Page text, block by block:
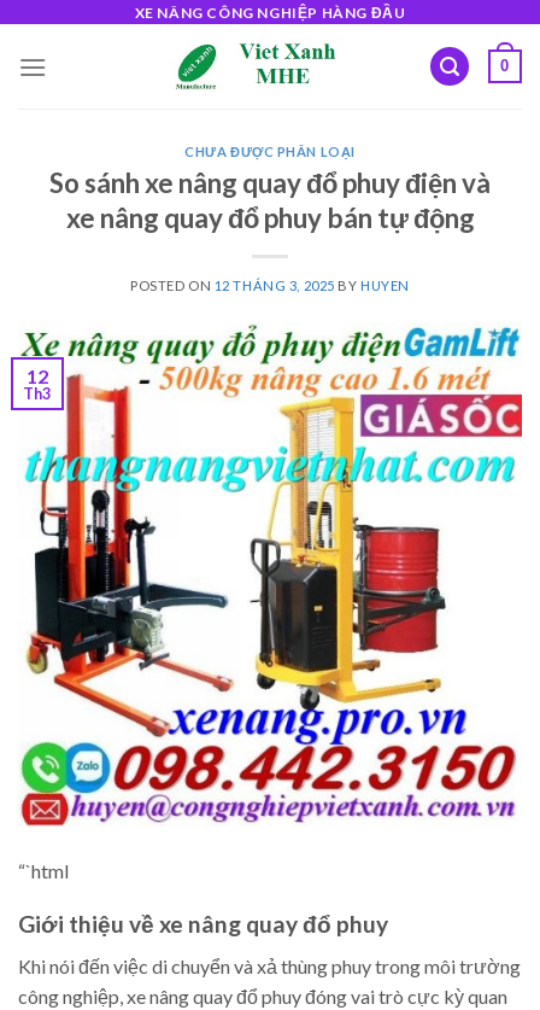
content
XE NÂNG CÔNG NGHIỆP HÀNG ĐẦU
0
CHƯA ĐƯỢC PHÂN LOẠI
So sánh xe nâng quay đổ phuy điện và
xe nâng quay đổ phuy bán tự động
POSTED ON 12 THÁNG 3, 2025 BY HUYEN
12
Th3
“`html
Giới thiệu về xe nâng quay đổ phuy
Khi nói đến việc di chuyển và xả thùng phuy trong môi trường
công nghiệp, xe nâng quay đổ phuy đóng vai trò cực kỳ quan